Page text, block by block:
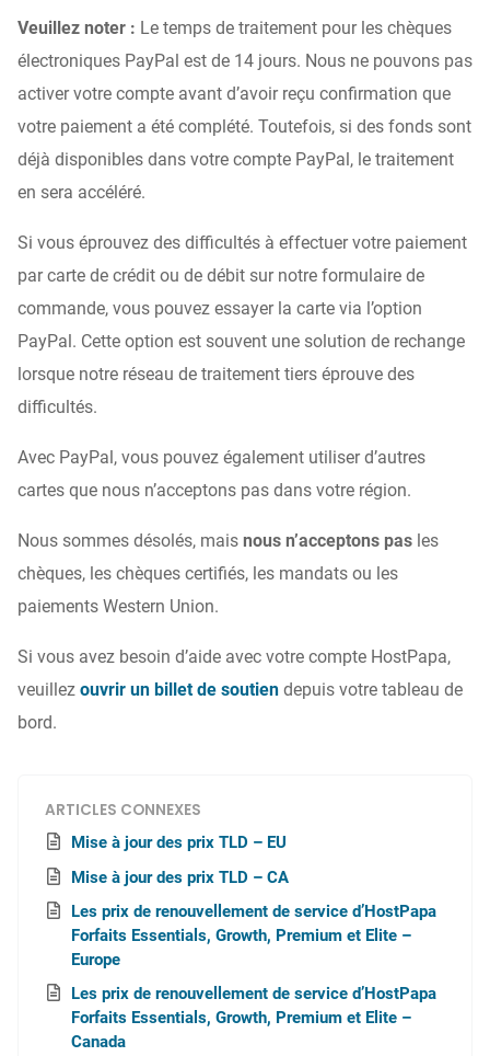
Veuillez noter : Le temps de traitement pour les chèques
électroniques PayPal est de 14 jours. Nous ne pouvons pas
activer votre compte avant d’avoir reçu confirmation que
votre paiement a été complété. Toutefois, si des fonds sont
déjà disponibles dans votre compte PayPal, le traitement
en sera accéléré.
Si vous éprouvez des difficultés à effectuer votre paiement
par carte de crédit ou de débit sur notre formulaire de
commande, vous pouvez essayer la carte via l’option
PayPal. Cette option est souvent une solution de rechange
lorsque notre réseau de traitement tiers éprouve des
difficultés.
Avec PayPal, vous pouvez également utiliser d’autres
cartes que nous n’acceptons pas dans votre région.
Nous sommes désolés, mais nous n’acceptons pas les
chèques, les chèques certifiés, les mandats ou les
paiements Western Union.
Si vous avez besoin d’aide avec votre compte HostPapa,
veuillez ouvrir un billet de soutien depuis votre tableau de
bord.
ARTICLES CONNEXES
Mise à jour des prix TLD – EU
Mise à jour des prix TLD – CA
Les prix de renouvellement de service d’HostPapa
Forfaits Essentials, Growth, Premium et Elite –
Europe
Les prix de renouvellement de service d’HostPapa
Forfaits Essentials, Growth, Premium et Elite –
Canada